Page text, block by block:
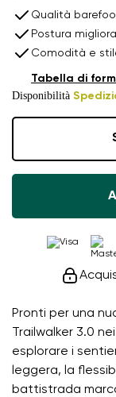
Pronti per una
Trailwalker 3.0
esplorare i
leggera, la
battistrada
Qualità
Postura
Comodità e
Disponibilità
Tabella di